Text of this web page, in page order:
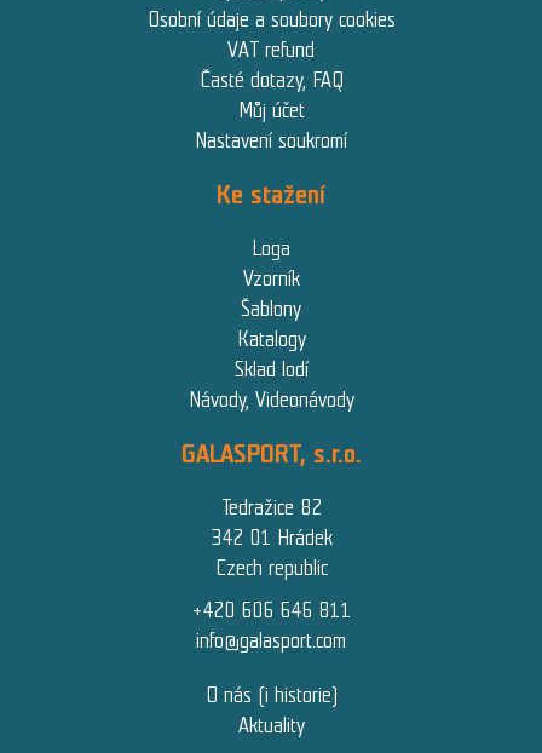
Osobní údaje a soubory cookies
VAT refund
Časté dotazy, FAQ
Můj účet
Nastavení soukromí
Ke stažení
Loga
Vzorník
Šablony
Katalogy
Sklad lodí
Návody, Videonávody
GALASPORT, s.r.o.
Tedražice 82
342 01 Hrádek
Czech republic
+420 606 646 811
info@galasport.com
O nás (i historie)
Aktuality